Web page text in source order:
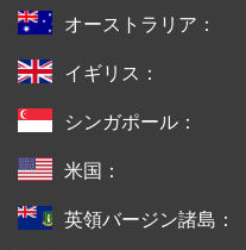
オーストラリア：
イギリス：
シンガポール：
米国：
英領バージン諸島：